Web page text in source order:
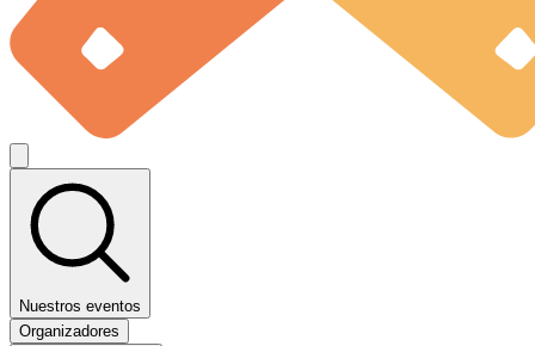
Nuestros eventos
Organizadores